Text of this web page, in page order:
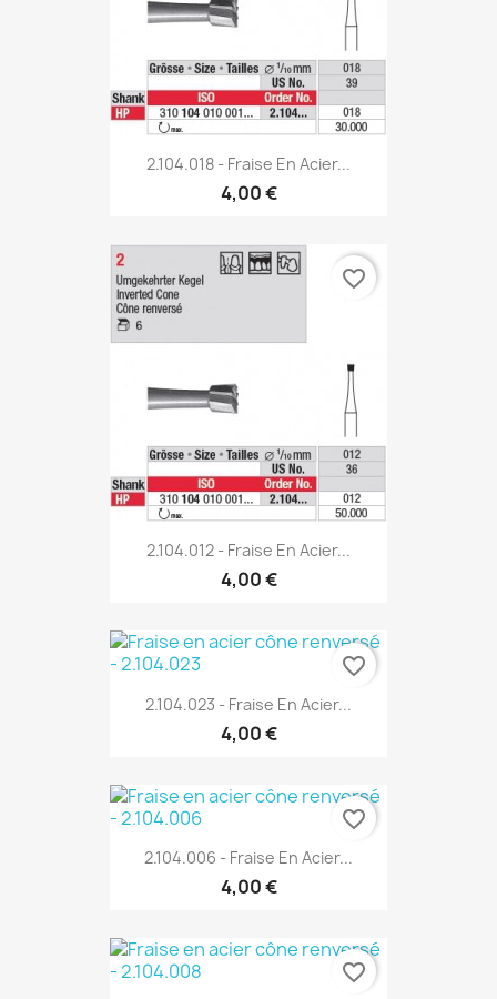
2.104.018 - Fraise En Acier...
4,00 €
2.104.012 - Fraise En Acier...
4,00 €
favorite_border
2.104.023 - Fraise En Acier...
4,00 €
favorite_border
2.104.006 - Fraise En Acier...
4,00 €
favorite_border
favorite_border